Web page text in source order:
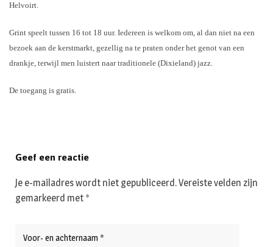
Helvoirt.
Grint speelt tussen 16 tot 18 uur. Iedereen is welkom om, al dan niet na een
bezoek aan de kerstmarkt, gezellig na te praten onder het genot van een
drankje, terwijl men luistert naar traditionele (Dixieland) jazz.
De toegang is gratis.
Geef een reactie
Je e-mailadres wordt niet gepubliceerd.Vereiste velden zijn
gemarkeerd met *